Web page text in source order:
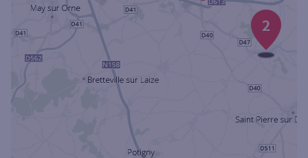
2